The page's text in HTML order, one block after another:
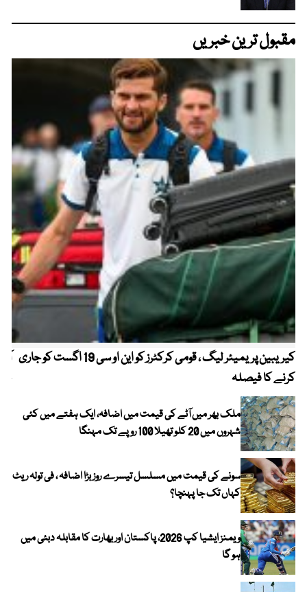
مقبول ترین خبریں
کیریبین پریمیئر لیگ ، قومی کرکٹرز کو این او سی 19 اگست کو جاری
کرنے کا فیصلہ
ملک بھر میں آٹے کی قیمت میں اضافہ، ایک ہفتے میں کئی
شہروں میں 20 کلو تھیلا 100 روپے تک مہنگا
سونے کی قیمت میں مسلسل تیسرے روز بڑا اضافہ ، فی تولہ ریٹ
کہاں تک جا پہنچا؟
ویمنز ایشیا کپ 2026، پاکستان اور بھارت کا مقابلہ دبئی میں
ہو گا